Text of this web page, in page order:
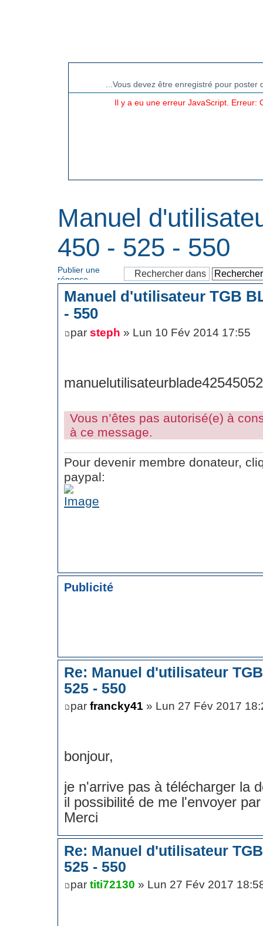
...Vous devez être enregistré pour
Il y a eu une erreur JavaScript. Erreur:
Manuel
450 - 525 - 550
Publier une
réponse
Manuel d'utilisateur TGB
- 550
par steph » Lun 10 Fév 2014 17:55
Vous n’êtes pas autorisé(e) à
à ce message.
Pour devenir membre donateur,
paypal:
Publicité
Re: Manuel d'utilisateur
525 - 550
par francky41 » Lun 27 Fév 2017
bonjour,
je n'arrive pas à télécharger la
il possibilité de me l'envoyer
Merci
Re: Manuel d'utilisateur
525 - 550
par titi72130 » Lun 27 Fév 2017